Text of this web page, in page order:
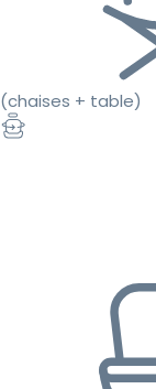
(chaises + table)